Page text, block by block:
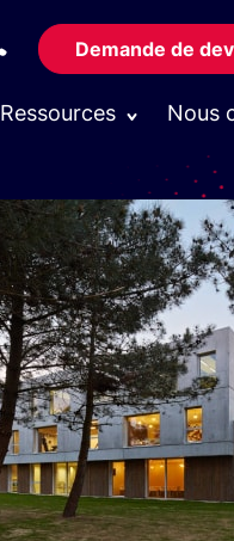
Demande de
Nous
Ressources